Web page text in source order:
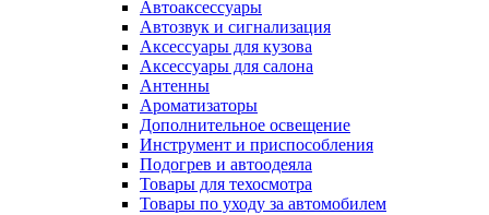
Автоаксессуары
Автозвук и сигнализация
Аксессуары для кузова
Аксессуары для салона
Антенны
Ароматизаторы
Дополнительное освещение
Инструмент и приспособления
Подогрев и автоодеяла
Товары для техосмотра
Товары по уходу за автомобилем